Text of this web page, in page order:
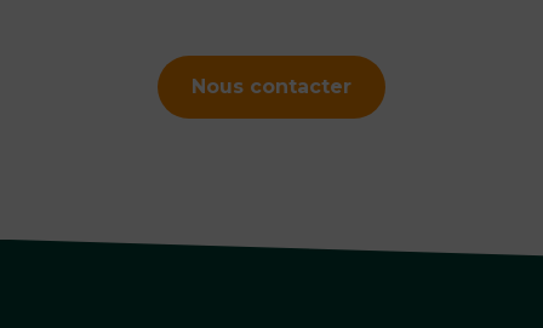
Nous contacter